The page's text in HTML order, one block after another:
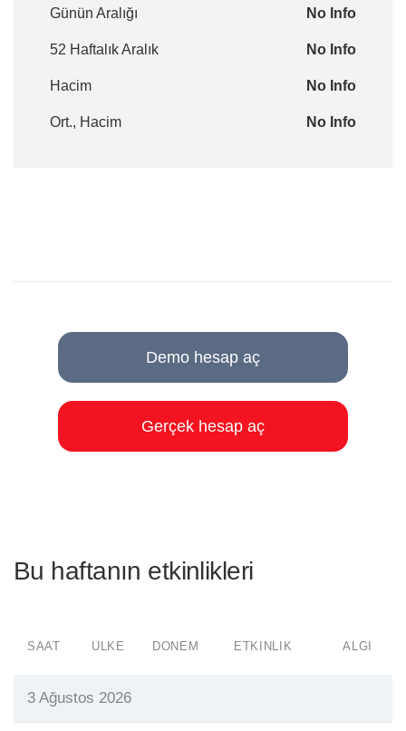
Günün Aralığı No Info
52 Haftalık Aralık No Info
Hacim No Info
Ort., Hacim No Info
Demo hesap aç
Gerçek hesap aç
Bu haftanın etkinlikleri
SAAT ÜLKE DÖNEM ETKINLIK ALGI
3 Ağustos 2026